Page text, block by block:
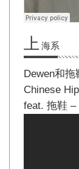
上 海系
Dewen和拖
Chinese
feat. 拖鞋